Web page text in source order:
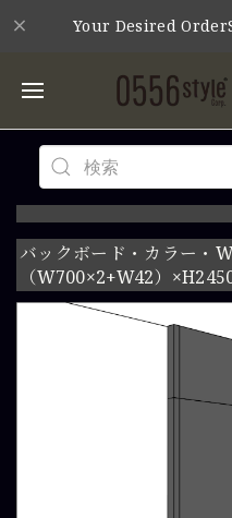
Your Desired
バックボード・カラー・
（W700×2+W42）